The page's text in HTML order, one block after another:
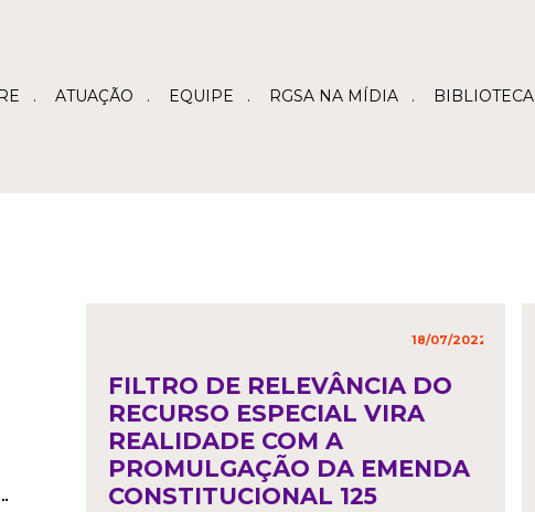
to close
ATUAÇÃO EQUIPE RGSA NA MÍDIA BIBLIOTECA
18/07/2022
FILTRO DE RELEVÂNCIA DO
RECURSO ESPECIAL VIRA
REALIDADE COM A
PROMULGAÇÃO DA EMENDA
CONSTITUCIONAL 125